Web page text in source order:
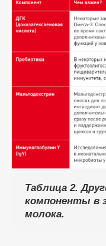
Таблица 2.
компоненты в
молока.